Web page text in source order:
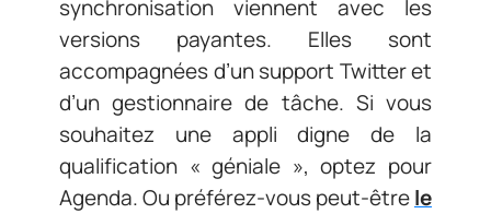
synchronisation viennent avec les
versions payantes. Elles sont
accompagnées d’un support Twitter et
d’un gestionnaire de tâche. Si vous
souhaitez une appli digne de la
qualification « géniale », optez pour
Agenda. Ou préférez-vous peut-êtrele